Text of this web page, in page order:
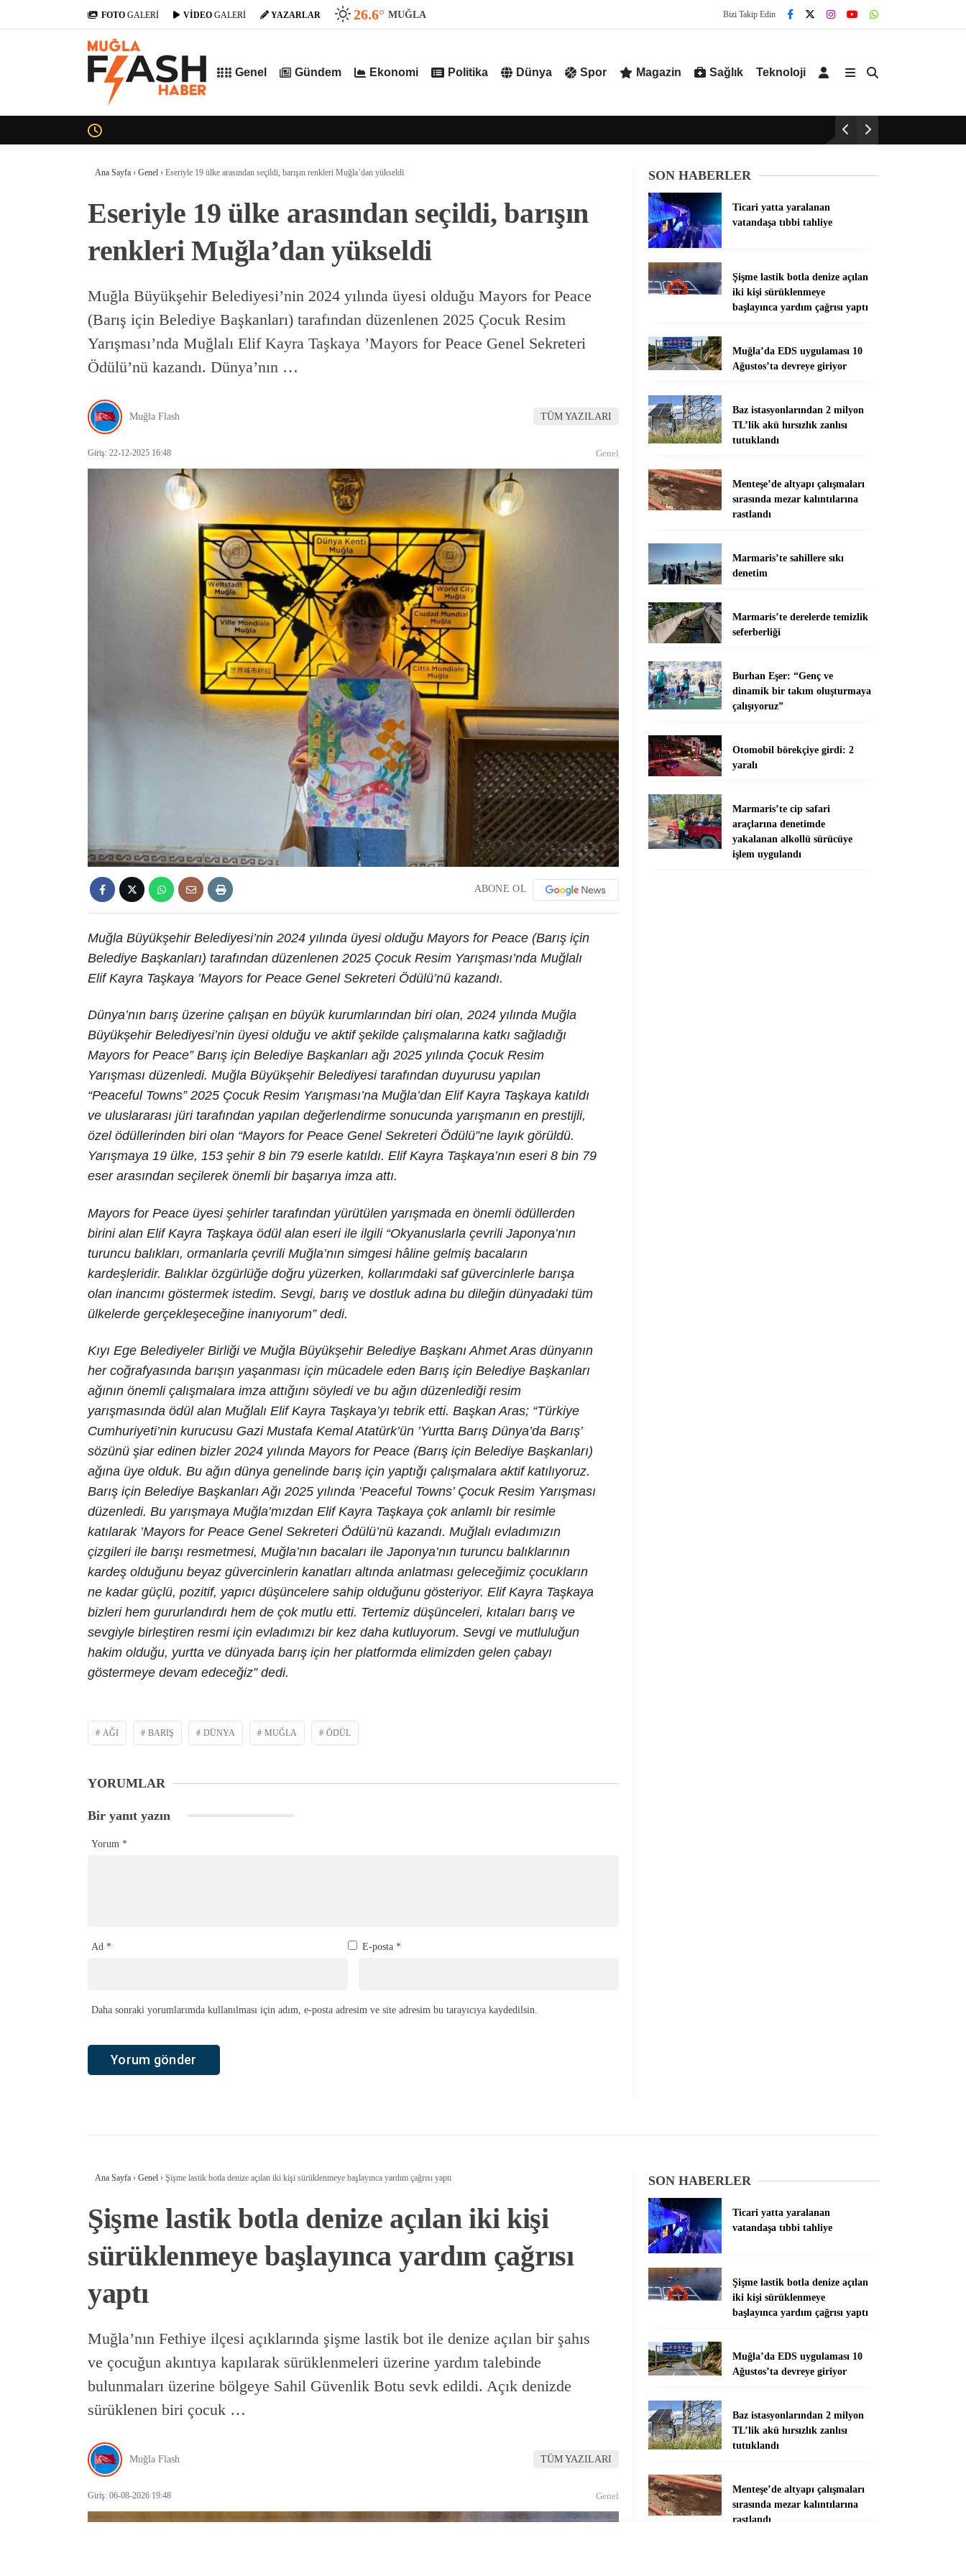
FOTO GALERİ VİDEO GALERİ YAZARLAR 26.6° MUĞLA Bizi Takip Edin
Genel Gündem Ekonomi Politika Dünya Spor Magazin Sağlık Teknoloji
Ana Sayfa › Genel › Eseriyle 19 ülke arasından seçildi, barışın renkleri Muğla’dan yükseldi
Eseriyle 19 ülke arasından seçildi, barışın
renkleri Muğla’dan yükseldi
Muğla Büyükşehir Belediyesi’nin 2024 yılında üyesi olduğu Mayors for Peace
(Barış için Belediye Başkanları) tarafından düzenlenen 2025 Çocuk Resim
Yarışması’nda Muğlalı Elif Kayra Taşkaya ’Mayors for Peace Genel Sekreteri
Ödülü’nü kazandı. Dünya’nın …
Muğla Flash TÜM YAZILARI
Giriş: 22-12-2025 16:48 Genel
ABONE OL
Muğla Büyükşehir Belediyesi’nin 2024 yılında üyesi olduğu Mayors for Peace (Barış için
Belediye Başkanları) tarafından düzenlenen 2025 Çocuk Resim Yarışması’nda Muğlalı
Elif Kayra Taşkaya ’Mayors for Peace Genel Sekreteri Ödülü’nü kazandı.
Dünya’nın barış üzerine çalışan en büyük kurumlarından biri olan, 2024 yılında Muğla
Büyükşehir Belediyesi’nin üyesi olduğu ve aktif şekilde çalışmalarına katkı sağladığı
Mayors for Peace” Barış için Belediye Başkanları ağı 2025 yılında Çocuk Resim
Yarışması düzenledi. Muğla Büyükşehir Belediyesi tarafından duyurusu yapılan
“Peaceful Towns” 2025 Çocuk Resim Yarışması’na Muğla’dan Elif Kayra Taşkaya katıldı
ve uluslararası jüri tarafından yapılan değerlendirme sonucunda yarışmanın en prestijli,
özel ödüllerinden biri olan “Mayors for Peace Genel Sekreteri Ödülü”ne layık görüldü.
Yarışmaya 19 ülke, 153 şehir 8 bin 79 eserle katıldı. Elif Kayra Taşkaya’nın eseri 8 bin 79
eser arasından seçilerek önemli bir başarıya imza attı.
Mayors for Peace üyesi şehirler tarafından yürütülen yarışmada en önemli ödüllerden
birini alan Elif Kayra Taşkaya ödül alan eseri ile ilgili “Okyanuslarla çevrili Japonya’nın
turuncu balıkları, ormanlarla çevrili Muğla’nın simgesi hâline gelmiş bacaların
kardeşleridir. Balıklar özgürlüğe doğru yüzerken, kollarımdaki saf güvercinlerle barışa
olan inancımı göstermek istedim. Sevgi, barış ve dostluk adına bu dileğin dünyadaki tüm
ülkelerde gerçekleşeceğine inanıyorum” dedi.
Kıyı Ege Belediyeler Birliği ve Muğla Büyükşehir Belediye Başkanı Ahmet Aras dünyanın
her coğrafyasında barışın yaşanması için mücadele eden Barış için Belediye Başkanları
ağının önemli çalışmalara imza attığını söyledi ve bu ağın düzenlediği resim
yarışmasında ödül alan Muğlalı Elif Kayra Taşkaya’yı tebrik etti. Başkan Aras; “Türkiye
Cumhuriyeti’nin kurucusu Gazi Mustafa Kemal Atatürk’ün ’Yurtta Barış Dünya’da Barış’
sözünü şiar edinen bizler 2024 yılında Mayors for Peace (Barış için Belediye Başkanları)
ağına üye olduk. Bu ağın dünya genelinde barış için yaptığı çalışmalara aktif katılıyoruz.
Barış için Belediye Başkanları Ağı 2025 yılında ’Peaceful Towns’ Çocuk Resim Yarışması
düzenledi. Bu yarışmaya Muğla’mızdan Elif Kayra Taşkaya çok anlamlı bir resimle
katılarak ’Mayors for Peace Genel Sekreteri Ödülü’nü kazandı. Muğlalı evladımızın
çizgileri ile barışı resmetmesi, Muğla’nın bacaları ile Japonya’nın turuncu balıklarının
kardeş olduğunu beyaz güvercinlerin kanatları altında anlatması geleceğimiz çocukların
ne kadar güçlü, pozitif, yapıcı düşüncelere sahip olduğunu gösteriyor. Elif Kayra Taşkaya
bizleri hem gururlandırdı hem de çok mutlu etti. Tertemiz düşünceleri, kıtaları barış ve
sevgiyle birleştiren resmi için evladımızı bir kez daha kutluyorum. Sevgi ve mutluluğun
hakim olduğu, yurtta ve dünyada barış için her platformda elimizden gelen çabayı
göstermeye devam edeceğiz” dedi.
AĞI BARIŞ DÜNYA MUĞLA ÖDÜL
YORUMLAR
Bir yanıt yazın
Yorum *
Ad * E-posta *
Daha sonraki yorumlarımda kullanılması için adım, e-posta adresim ve site adresim bu tarayıcıya kaydedilsin.
SON HABERLER
Ticari yatta yaralanan
vatandaşa tıbbi tahliye
Şişme lastik botla denize açılan
iki kişi sürüklenmeye
başlayınca yardım çağrısı yaptı
Muğla’da EDS uygulaması 10
Ağustos’ta devreye giriyor
Baz istasyonlarından 2 milyon
TL’lik akü hırsızlık zanlısı
tutuklandı
Menteşe’de altyapı çalışmaları
sırasında mezar kalıntılarına
rastlandı
Marmaris’te sahillere sıkı
denetim
Marmaris’te derelerde temizlik
seferberliği
Burhan Eşer: “Genç ve
dinamik bir takım oluşturmaya
çalışıyoruz”
Otomobil börekçiye girdi: 2
yaralı
Marmaris’te cip safari
araçlarına denetimde
yakalanan alkollü sürücüye
işlem uygulandı
Ana Sayfa › Genel › Şişme lastik botla denize açılan iki kişi sürüklenmeye başlayınca yardım çağrısı yaptı
Şişme lastik botla denize açılan iki kişi
sürüklenmeye başlayınca yardım çağrısı
yaptı
Muğla’nın Fethiye ilçesi açıklarında şişme lastik bot ile denize açılan bir şahıs
ve çocuğun akıntıya kapılarak sürüklenmeleri üzerine yardım talebinde
bulunmaları üzerine bölgeye Sahil Güvenlik Botu sevk edildi. Açık denizde
sürüklenen biri çocuk …
Muğla Flash TÜM YAZILARI
Giriş: 06-08-2026 19:48 Genel
SON HABERLER
Ticari yatta yaralanan
vatandaşa tıbbi tahliye
Şişme lastik botla denize açılan
iki kişi sürüklenmeye
başlayınca yardım çağrısı yaptı
Muğla’da EDS uygulaması 10
Ağustos’ta devreye giriyor
Baz istasyonlarından 2 milyon
TL’lik akü hırsızlık zanlısı
tutuklandı
Menteşe’de altyapı çalışmaları
sırasında mezar kalıntılarına
rastlandı